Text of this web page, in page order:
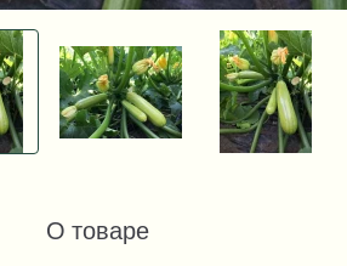
О товаре